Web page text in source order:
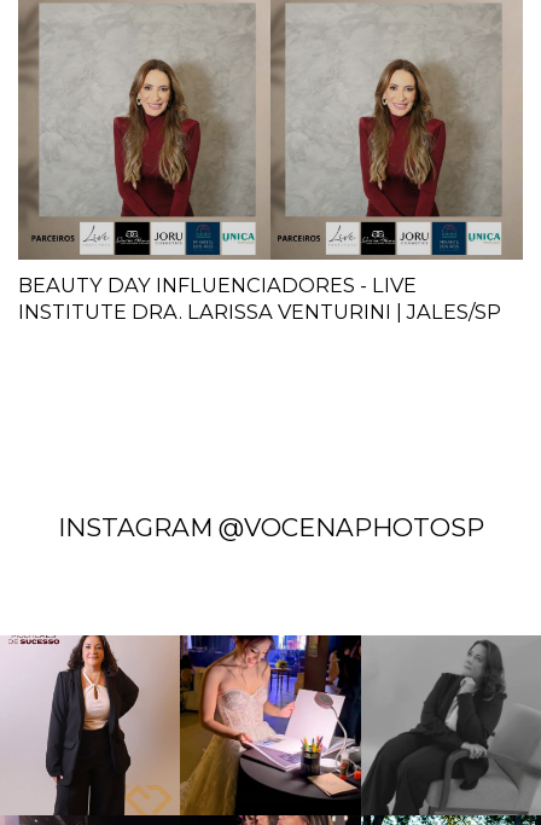
BEAUTY DAY INFLUENCIADORES - LIVE
INSTITUTE DRA. LARISSA VENTURINI | JALES/SP
INSTAGRAM @VOCENAPHOTOSP